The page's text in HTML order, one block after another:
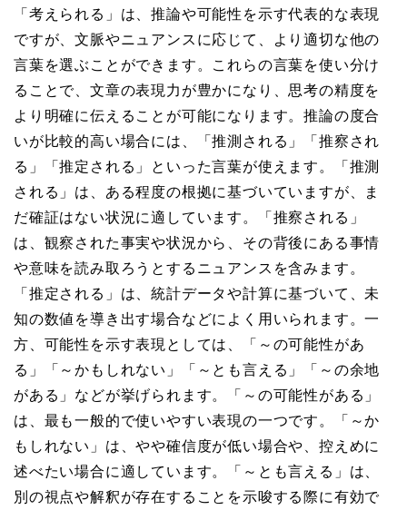
「考えられる」は、推論や可能性を示す代表的な表現
ですが、文脈やニュアンスに応じて、より適切な他の
言葉を選ぶことができます。これらの言葉を使い分け
ることで、文章の表現力が豊かになり、思考の精度を
より明確に伝えることが可能になります。推論の度合
いが比較的高い場合には、「推測される」「推察され
る」「推定される」といった言葉が使えます。「推測
される」は、ある程度の根拠に基づいていますが、ま
だ確証はない状況に適しています。「推察される」
は、観察された事実や状況から、その背後にある事情
や意味を読み取ろうとするニュアンスを含みます。
「推定される」は、統計データや計算に基づいて、未
知の数値を導き出す場合などによく用いられます。一
方、可能性を示す表現としては、「～の可能性があ
る」「～かもしれない」「～とも言える」「～の余地
がある」などが挙げられます。「～の可能性がある」
は、最も一般的で使いやすい表現の一つです。「～か
もしれない」は、やや確信度が低い場合や、控えめに
述べたい場合に適しています。「～とも言える」は、
別の視点や解釈が存在することを示唆する際に有効で